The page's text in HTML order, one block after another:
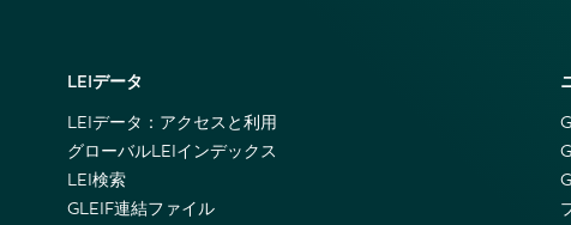
LEIデータ
LEIデータ：アクセスと利用
グローバルLEIインデックス
LEI検索
GLEIF連結ファイル